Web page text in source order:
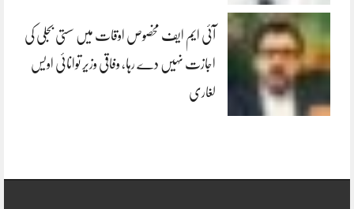
آئی ایم ایف مخصوص اوقات میں سستی بجلی کی
اجازت نہیں دے رہا، وفاقی وزیر توانائی اویس
لغاری